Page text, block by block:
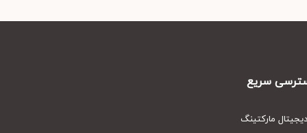
سریع
مارکتینگ